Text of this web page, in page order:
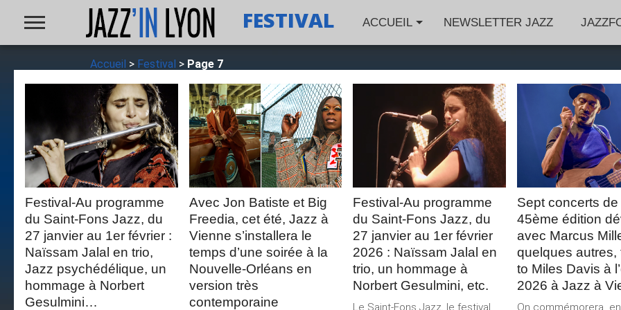
FESTIVAL ACCUEIL NEWSLETTER JAZZ
Accueil > Festival > Page 7
LIRE LA
SUITE
Festival-Au programme
du Saint-Fons Jazz, du
27 janvier au 1er février :
Naïssam Jalal en trio,
Jazz psychédélique, un
hommage à Norbert
Gesulmini…
LIRE LA
SUITE
Avec Jon Batiste et Big
Freedia, cet été, Jazz à
Vienne s’installera le
temps d’une soirée à la
Nouvelle-Orléans en
version très
contemporaine
LIRE LA
SUITE
Festival-Au programme
du Saint-Fons Jazz, du
27 janvier au 1er février
2026 : Naïssam Jalal en
trio, un hommage à
Norbert Gesulmini, etc.
Le Saint-Fons Jazz, le festival
LIRE LA
SUITE
Sept concerts de
45ème édition
avec Marcus
quelques autres,
to Miles Davis à
2026 à Jazz à
On commémorera